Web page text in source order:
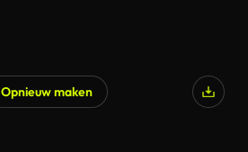
Opnieuw maken